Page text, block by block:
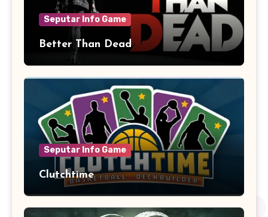
Seputar Info Game
Better Than Dead
Seputar Info Game
Clutchtime